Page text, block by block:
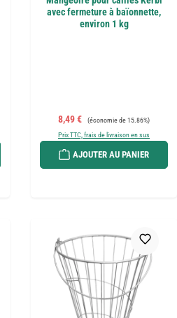
avec fermeture à baïonnette,
environ 1 kg
Prix de vente :
8,49 € Prix régulier :
(économie de 15.86%)
Prix TTC, frais de livraison en sus
AJOUTER AU PANIER